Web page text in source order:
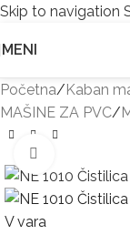
Skip to navigation
MENI
Početna/Kaban
MAŠINE ZA PVC/